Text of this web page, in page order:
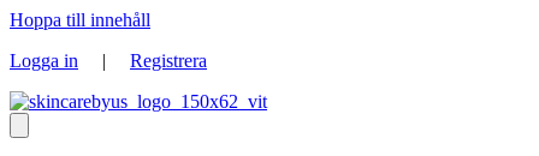
Hoppa till innehåll
Logga in | Registrera